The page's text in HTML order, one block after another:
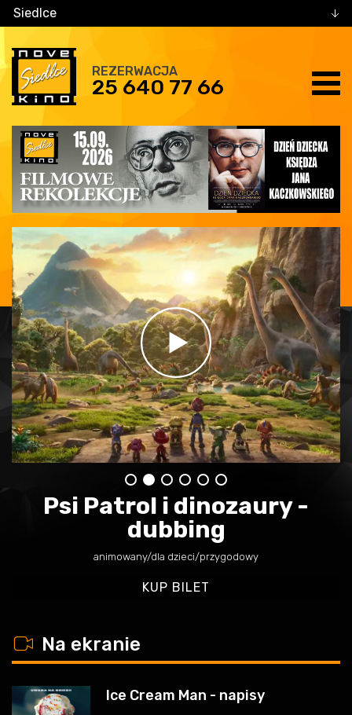
Siedlce
REZERWACJA
25 640 77 66
Psi Patrol i dinozaury -
dubbing
animowany/dla dzieci/przygodowy
KUP BILET
w Na ekranie
Ice Cream Man - napisy